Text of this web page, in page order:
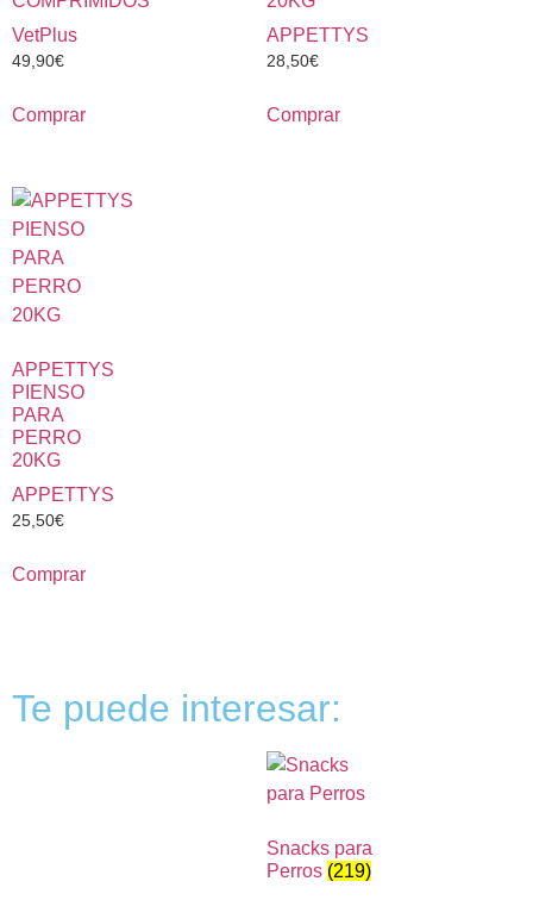
VetPlus
49,90€
Comprar
APPETTYS
28,50€
Comprar
APPETTYS
PIENSO
PARA
PERRO
20KG
APPETTYS
25,50€
Comprar
Te puede interesar:
Snacks para
Perros (219)